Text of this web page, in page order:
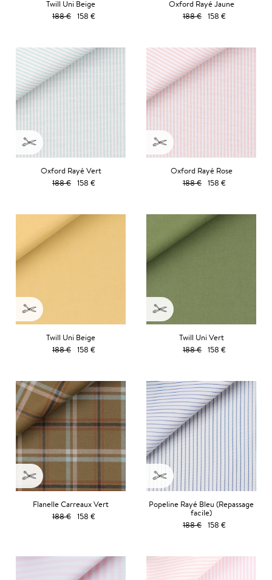
Twill Uni Beige
188 € 158 €
Oxford Rayé Jaune
188 € 158 €
Oxford Rayé Vert
188 € 158 €
Oxford Rayé Rose
188 € 158 €
Twill Uni Beige
188 € 158 €
Twill Uni Vert
188 € 158 €
Flanelle Carreaux Vert
188 € 158 €
Popeline Rayé Bleu (Repassage
facile)
188 € 158 €